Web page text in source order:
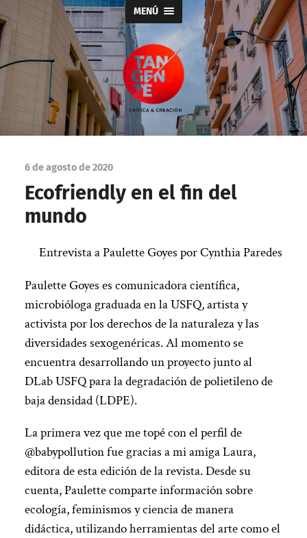
MENÚ
Tangente
6 de agosto de 2020
Ecofriendly en el fin del
mundo
Entrevista a Paulette Goyes por Cynthia Paredes
Paulette Goyes es comunicadora científica,
microbióloga graduada en la USFQ, artista y
activista por los derechos de la naturaleza y las
diversidades sexogenéricas. Al momento se
encuentra desarrollando un proyecto junto al
DLab USFQ para la degradación de polietileno de
baja densidad (LDPE).
La primera vez que me topé con el perfil de
@babypollution fue gracias a mi amiga Laura,
editora de esta edición de la revista. Desde su
cuenta, Paulette comparte información sobre
ecología, feminismos y ciencia de manera
didáctica, utilizando herramientas del arte como el